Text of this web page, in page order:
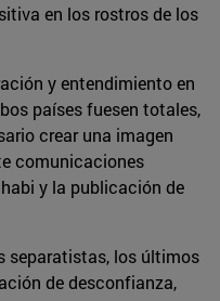
en los rostros de los
y entendimiento en
países fuesen totales,
crear una imagen
comunicaciones
y la publicación de
separatistas, los últimos
de desconfianza,